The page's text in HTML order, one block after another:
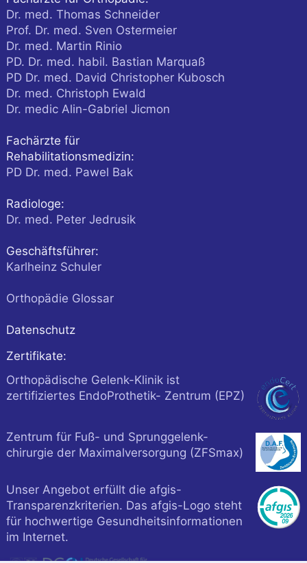
Dr. med. Thomas Schneider
Prof. Dr. med. Sven Ostermeier
Dr. med. Martin Rinio
PD. Dr. med. habil. Bastian Marquaß
PD Dr. med. David Christopher Kubosch
Dr. med. Christoph Ewald
Dr. medic Alin-Gabriel Jicmon
Fachärzte für
Rehabilitationsmedizin:
PD Dr. med. Pawel Bak
Radiologe:
Dr. med. Peter Jedrusik
Geschäftsführer:
Karlheinz Schuler
Orthopädie Glossar
Datenschutz
Zertifikate:
Orthopädische Gelenk-Klinik ist
zertifiziertes EndoProthetik- Zentrum (EPZ)
Zentrum für Fuß- und Sprunggelenk-
chirurgie der Maximalversorgung (ZFSmax)
Unser Angebot erfüllt die afgis-
Transparenzkriterien. Das afgis-Logo steht
für hochwertige Gesundheitsinformationen
im Internet.